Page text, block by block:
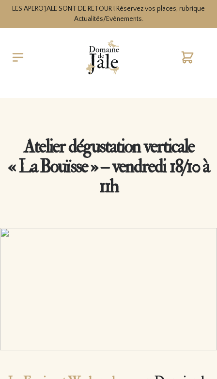
LES APERO'JALE SONT DE RETOUR ! Réservez vos places, rubrique
Actualités/Evènements.
Cart
Atelier dégustation verticale
« La Bouïsse » – vendredi 18/10 à
11h